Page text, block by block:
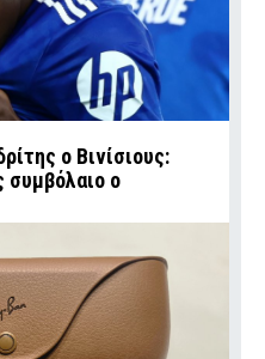
ο Βινίσιους:
συμβόλαιο ο